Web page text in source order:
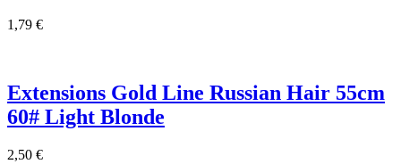
1,79 €
Extensions Gold Line Russian Hair 55cm
60# Light Blonde
2,50 €